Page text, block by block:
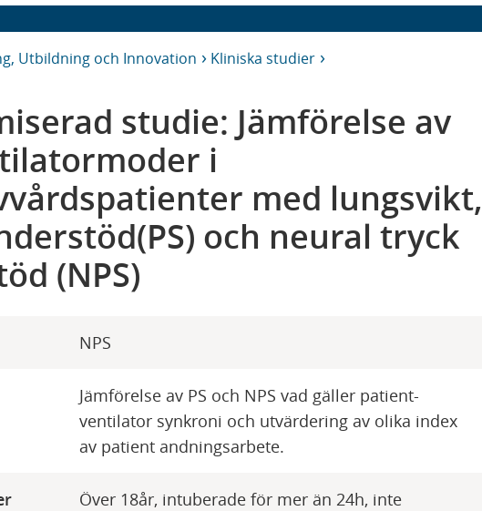
Utbildning och Innovation Kliniska studier
studie: Jämförelse av
i
med lungsvikt,
och neural tryck
(NPS)
NPS
Jämförelse av PS och NPS vad gäller patient-
ventilator synkroni och utvärdering av olika index
av patient andningsarbete.
Över 18år, intuberade för mer än 24h, inte